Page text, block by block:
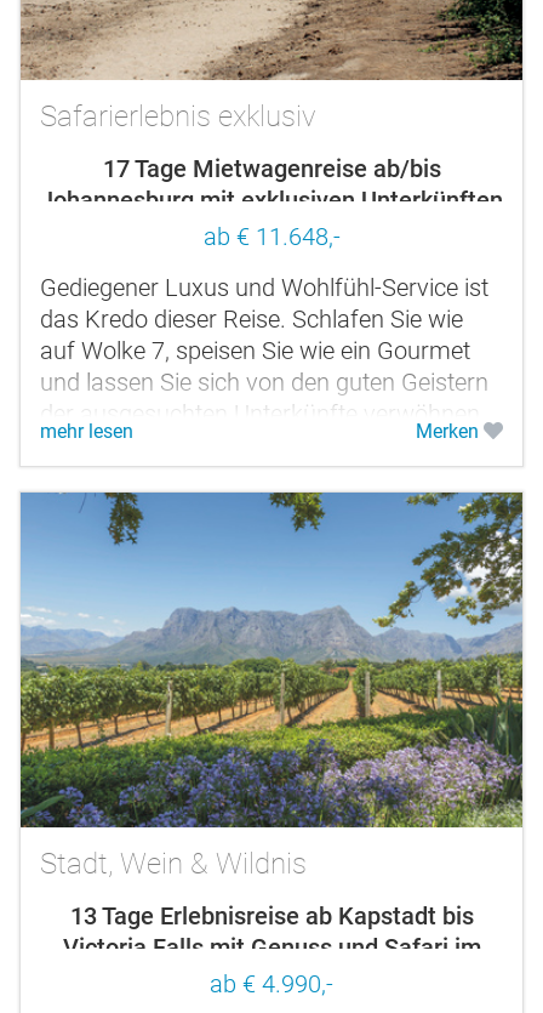
Safarierlebnis exklusiv
17 Tage Mietwagenreise ab/bis
Johannesburg mit exklusiven Unterkünften
ab € 11.648,-
Gediegener Luxus und Wohlfühl-Service ist
das Kredo dieser Reise. Schlafen Sie wie
auf Wolke 7, speisen Sie wie ein Gourmet
und lassen Sie sich von den guten Geistern
der ausgesuchten Unterkünfte verwöhnen.
Entdecken Sie den Norden...
mehr lesen Merken
Stadt, Wein & Wildnis
13 Tage Erlebnisreise ab Kapstadt bis
Victoria Falls mit Genuss und Safari im
südlichen Afrika
ab € 4.990,-